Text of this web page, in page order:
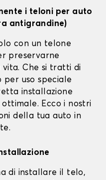
i teloni per auto
antigrandine)
con un telone
preservarne
Che si tratti di
uso speciale
installazione
Ecco i nostri
della tua auto in
di installare il telo,